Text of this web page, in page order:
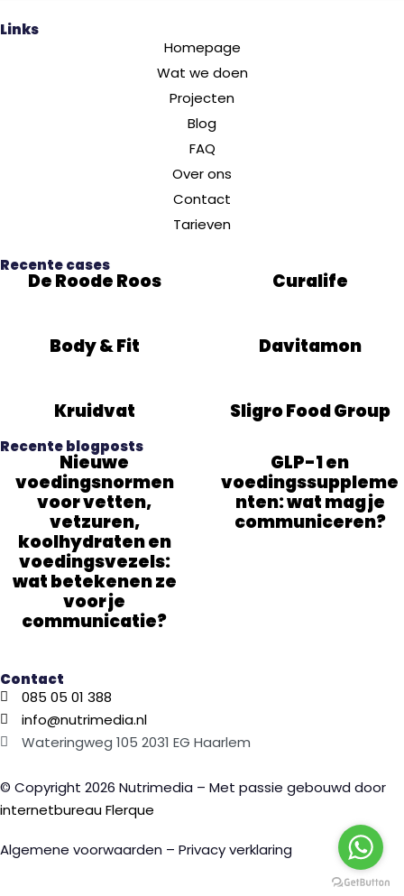
Links
Homepage
Wat we doen
Projecten
Blog
FAQ
Over ons
Contact
Tarieven
Recente cases
De Roode Roos Curalife
Body & Fit Davitamon
Kruidvat Sligro Food Group
Recente blogposts
Nieuwe
voedingsnormen
voor vetten,
vetzuren,
koolhydraten en
voedingsvezels:
wat betekenen ze
voor je
communicatie?
GLP-1 en
voedingssuppleme
nten: wat mag je
communiceren?
Contact
085 05 01 388
info@nutrimedia.nl
Wateringweg 105 2031 EG Haarlem
© Copyright 2026 Nutrimedia – Met passie gebouwd door
internetbureauFlerque
Algemene voorwaarden – Privacy verklaring